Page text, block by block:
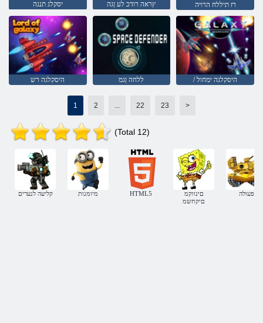
יסקלג תנגה ץראה רודכ לע ןגה רז תיללח הרויה
היסקלגה רש ללחה ןגמ / היסקלגה ימחול
1 2 22 23 >
(Total 12)
קליעה לנערים מיומנות HTML5
םינווקמ
םיקחשמ
פעולה